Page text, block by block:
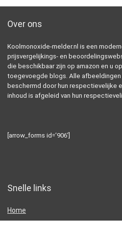
Over ons
Koolmonoxide-melder.nl is een
prijsvergelijkings- en
die beschikbaar zijn op amazon en u
toegevoegde blogs. Alle
beschermd door hun respectievelijke
inhoud is afgeleid van hun
[arrow_forms id=’906′]
Snelle links
Home